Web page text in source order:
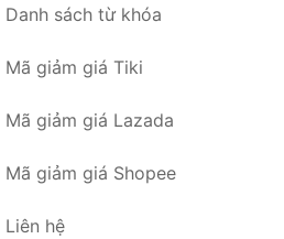
Danh sách từ khóa
Mã giảm giá Tiki
Mã giảm giá Lazada
Mã giảm giá Shopee
Liên hệ